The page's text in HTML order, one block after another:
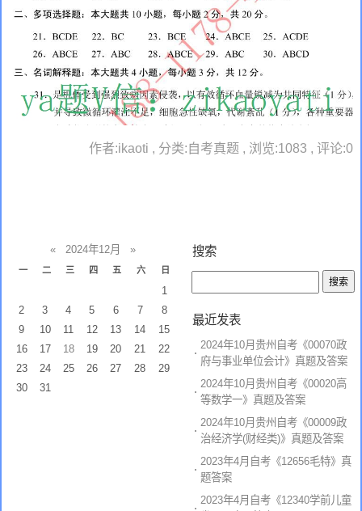
作者:ikaoti , 分类:自考真题 , 浏览:1083 , 评论:0
« 2024年12月 »
一 二 三 四 五 六 日
1
2
3 4 5 6 7
8
9
10 11 12 13 14
15
16
17 18 19 20 21
22
23
24 25 26 27 28
29
30
31
搜索
最近发表
2024年10月贵州自考《00070政
府与事业单位会计》真题及答案
2024年10月贵州自考《00020高
等数学一》真题及答案
2024年10月贵州自考《00009政
治经济学(财经类)》真题及答案
2023年4月自考《12656毛特》真
题答案
2023年4月自考《12340学前儿童